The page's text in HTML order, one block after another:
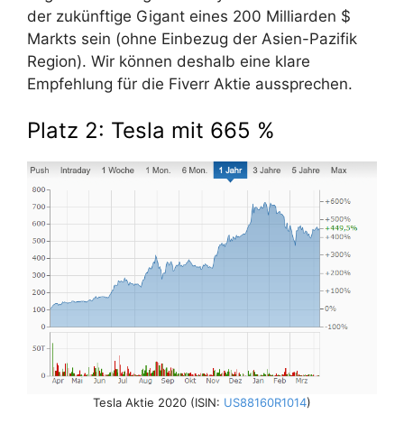
der zukünftige Gigant eines 200 Milliarden $
Markts sein (ohne Einbezug der Asien-Pazifik
Region). Wir können deshalb eine klare
Empfehlung für die Fiverr Aktie aussprechen.
Platz 2: Tesla mit 665 %
Tesla Aktie 2020 (ISIN: US88160R1014)